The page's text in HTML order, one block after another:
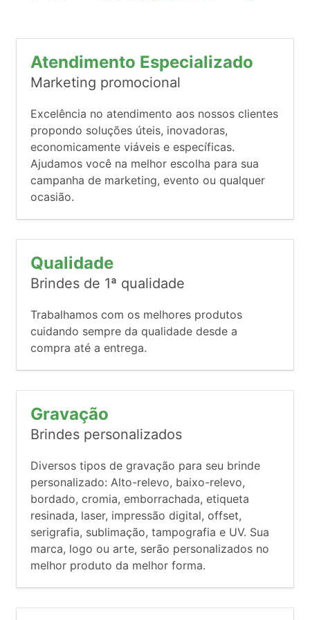
Atendimento Especializado
Marketing promocional
Excelência no atendimento aos nossos clientes
propondo soluções úteis, inovadoras,
economicamente viáveis e específicas.
Ajudamos você na melhor escolha para sua
campanha de marketing, evento ou qualquer
ocasião.
Qualidade
Brindes de 1ª qualidade
Trabalhamos com os melhores produtos
cuidando sempre da qualidade desde a
compra até a entrega.
Gravação
Brindes personalizados
Diversos tipos de gravação para seu brinde
personalizado: Alto-relevo, baixo-relevo,
bordado, cromia, emborrachada, etiqueta
resinada, laser, impressão digital, offset,
serigrafia, sublimação, tampografia e UV. Sua
marca, logo ou arte, serão personalizados no
melhor produto da melhor forma.